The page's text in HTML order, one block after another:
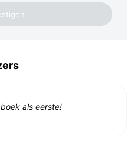
als eerste!